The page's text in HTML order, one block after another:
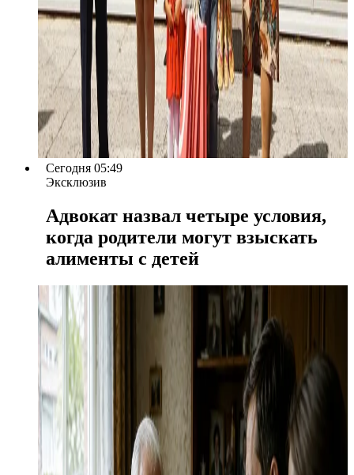
Сегодня 05:49
Эксклюзив
Адвокат назвал четыре условия,
когда родители могут взыскать
алименты с детей